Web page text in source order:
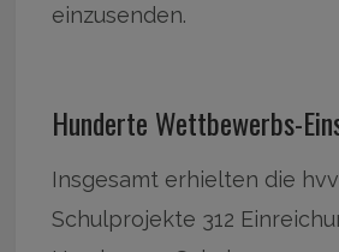
einzusenden.
Hunderte Wettbewerbs-
Insgesamt erhielten die hvv
Schulprojekte 312